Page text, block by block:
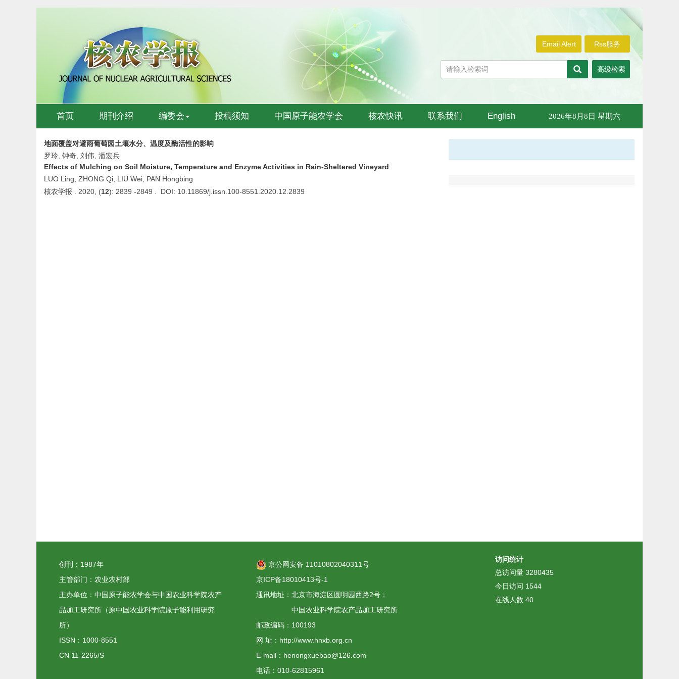
Rss服务
Email Alert
高级检索
首页 期刊介绍 编委会 投稿须知 中国原子能农学会 核农快讯 联系我们 English 2026年8月8日 星期六
地面覆盖对避雨葡萄园土壤水分、温度及酶活性的影响
罗玲, 钟奇, 刘伟, 潘宏兵
Effects of Mulching on Soil Moisture, Temperature and Enzyme Activities in Rain-Sheltered Vineyard
LUO Ling, ZHONG Qi, LIU Wei, PAN Hongbing
核农学报 . 2020, (12): 2839 -2849 . DOI: 10.11869/j.issn.100-8551.2020.12.2839
创刊：1987年
主管部门：农业农村部
主办单位：中国原子能农学会与中国农业科学院农产
品加工研究所（原中国农业科学院原子能利用研究
所）
ISSN：1000-8551
CN 11-2265/S
京公网安备 11010802040311号
京ICP备18010413号-1
通讯地址：北京市海淀区圆明园西路2号；
中国农业科学院农产品加工研究所
邮政编码：100193
网 址：http://www.hnxb.org.cn
E-mail：henongxuebao@126.com
电话：010-62815961
访问统计
总访问量 3280435
今日访问 1544
在线人数 40